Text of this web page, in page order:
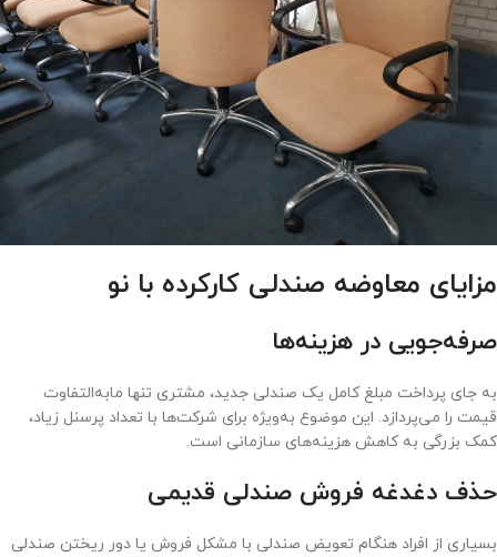
مزایای معاوضه صندلی کارکرده با نو
صرفه‌جویی در هزینه‌ها
به جای پرداخت مبلغ کامل یک صندلی جدید، مشتری تنها مابه‌التفاوت
قیمت را می‌پردازد. این موضوع به‌ویژه برای شرکت‌ها با تعداد پرسنل زیاد،
کمک بزرگی به کاهش هزینه‌های سازمانی است.
حذف دغدغه فروش صندلی قدیمی
بسیاری از افراد هنگام تعویض صندلی با مشکل فروش یا دور ریختن صندلی